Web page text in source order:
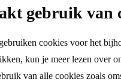
gebruik van
cookies voor het
kun je meer lezen over
van alle cookies zoals